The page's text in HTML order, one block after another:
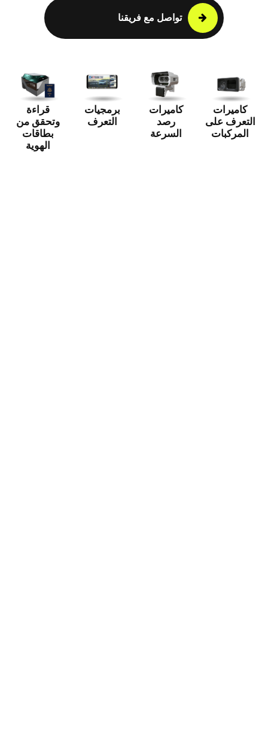
تواصل مع فريقنا
كاميرات
التعرف على
المركبات
كاميرات
رصد
السرعة
برمجيات
التعرف
قراءة
وتحقق من
بطاقات
الهوية